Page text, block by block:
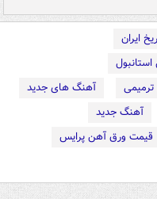
ایران
ترمیمی
آهنگ های جدید
آهنگ جدید
قیمت ورق آهن پرایس